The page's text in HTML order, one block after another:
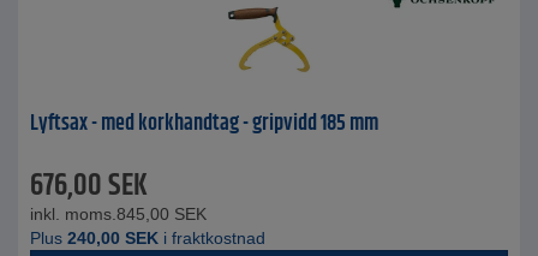
Lyftsax - med korkhandtag - gripvidd 185 mm
676,00SEK
inkl. moms. 845,00 SEK
Plus 240,00 SEK i fraktkostnad